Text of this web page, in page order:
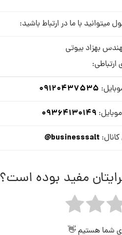
با ما در ارتباط باشید:
بهزاد بیوتی
ارتباطی:
09120437535
09364130149
businesssalt@
مفید بوده است؟
شما هستیم 👋